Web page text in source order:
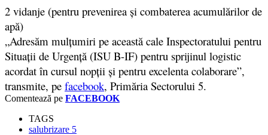
2 vidanje (pentru prevenirea și combaterea acumulărilor de
apă)
„Adresăm mulțumiri pe această cale Inspectoratului pentru
Situații de Urgență (ISU B-IF) pentru sprijinul logistic
acordat în cursul nopții și pentru excelenta colaborare”,
transmite, pe facebook, Primăria Sectorului 5.
Comentează pe FACEBOOK
TAGS
salubrizare 5